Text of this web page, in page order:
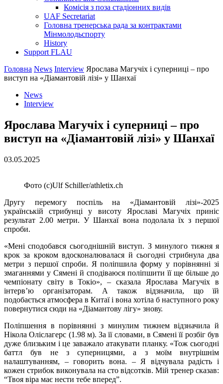
Комісія з поза стадіонних видів
UAF Secretariat
Головна тренерська рада за контрактами
Мінмолодьспорту
History
Support FLAU
Головна News Interview Ярослава Магучіх і суперниці – про
виступ на «Діамантовій лізі» у Шанхаї
News
Interview
Ярослава Магучіх і суперниці – про
виступ на «Діамантовій лізі» у Шанхаї
03.05.2025
Фото (c)Ulf Schiller/athletix.ch
Другу перемогу поспіль на «Діамантовій лізі»-2025
українській стрибунці у висоту Ярославі Магучіх приніс
результат 2.00 метри. У Шанхаї вона подолала їх з першої
спроби.
«Мені сподобався сьогоднішній виступ. З минулого тижня я
крок за кроком вдосконалювалася й сьогодні стрибнула два
метри з першої спроби. Я поліпшила форму у порівнянні зі
змаганнями у Сямені й сподіваюся поліпшити її ще більше до
чемпіонату світу в Токіо», – сказала Ярослава Магучіх в
інтерв’ю організаторам. А також відзначила, що їй
подобається атмосфера в Китаї і вона хотіла б наступного року
повернутися сюди на «Діамантову лігу» знову.
Поліпшення в порівнянні з минулим тижнем відзначила й
Нікола Оліслагерс (1.98 м). За її словами, в Сямені її розбіг був
дуже близьким і це заважало атакувати планку. «Тож сьогодні
баттл був не з суперницями, а з моїм внутрішнім
налаштуванням, – говорить вона. – Я відчувала радість і
кожен стрибок виконувала на сто відсотків. Мій тренер сказав:
“Твоя віра має нести тебе вперед”.